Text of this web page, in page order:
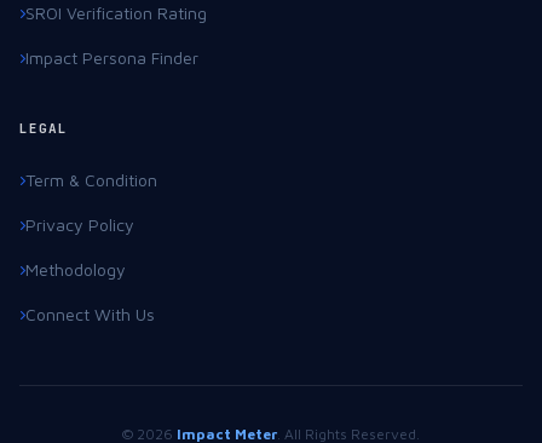
SROI Verification Rating
Impact Persona Finder
LEGAL
Term & Condition
Privacy Policy
Methodology
Connect With Us
© 2026 Impact Meter . All Rights Reserved.